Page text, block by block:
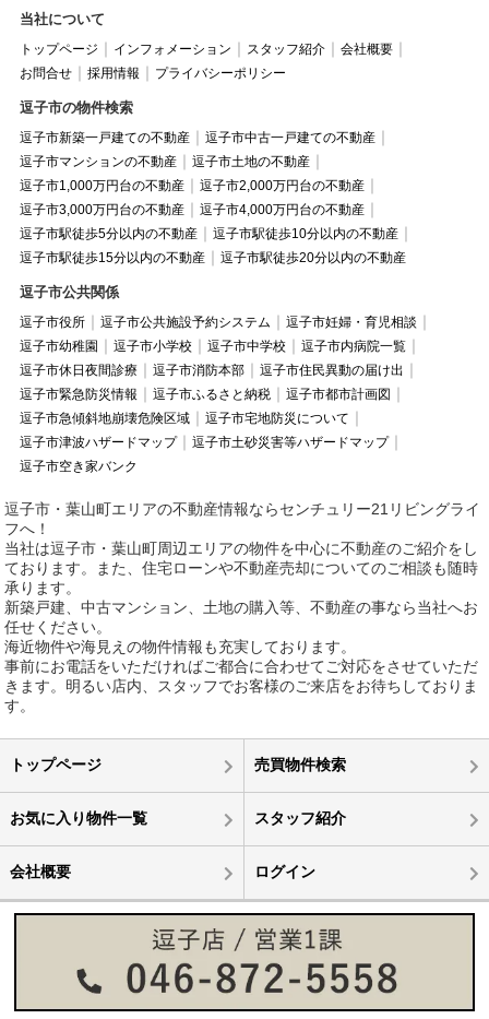
当社について
トップページ インフォメーション スタッフ紹介
会社概要
お問合せ
採用情報 プライバシーポリシー
逗子市の物件検索
逗子市新築一戸建ての不動産
逗子市中古一戸建ての不動産
逗子市マンションの不動産
逗子市土地の不動産
逗子市1,000万円台の不動産
逗子市2,000万円台の不動産
逗子市3,000万円台の不動産
逗子市4,000万円台の不動産
逗子市駅徒歩5分以内の不動産
逗子市駅徒歩10分以内の不動産
逗子市駅徒歩15分以内の不動産
逗子市駅徒歩20分以内の不動産
逗子市公共関係
逗子市役所 逗子市公共施設予約システム
逗子市妊婦・育児相談
逗子市幼稚園
逗子市小学校 逗子市中学校
逗子市内病院一覧
逗子市休日夜間診療
逗子市消防本部
逗子市住民異動の届け出
逗子市緊急防災情報
逗子市ふるさと納税
逗子市都市計画図
逗子市急傾斜地崩壊危険区域
逗子市宅地防災について
逗子市津波ハザードマップ
逗子市土砂災害等ハザードマップ
逗子市空き家バンク
逗子市・葉山町エリアの不動産情報ならセンチュリー21リビングライ
フへ！
当社は逗子市・葉山町周辺エリアの物件を中心に不動産のご紹介をし
ております。また、住宅ローンや不動産売却についてのご相談も随時
承ります。
新築戸建、中古マンション、土地の購入等、不動産の事なら当社へお
任せください。
海近物件や海見えの物件情報も充実しております。
事前にお電話をいただければご都合に合わせてご対応をさせていただ
きます。明るい店内、スタッフでお客様のご来店をお待ちしておりま
す。
トップページ 売買物件検索
お気に入り物件一覧 スタッフ紹介
会社概要 ログイン